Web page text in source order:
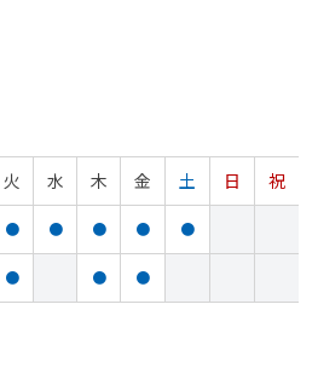
火 水 木 金 土 日
祝
● ● ● ● ●
● ● ●